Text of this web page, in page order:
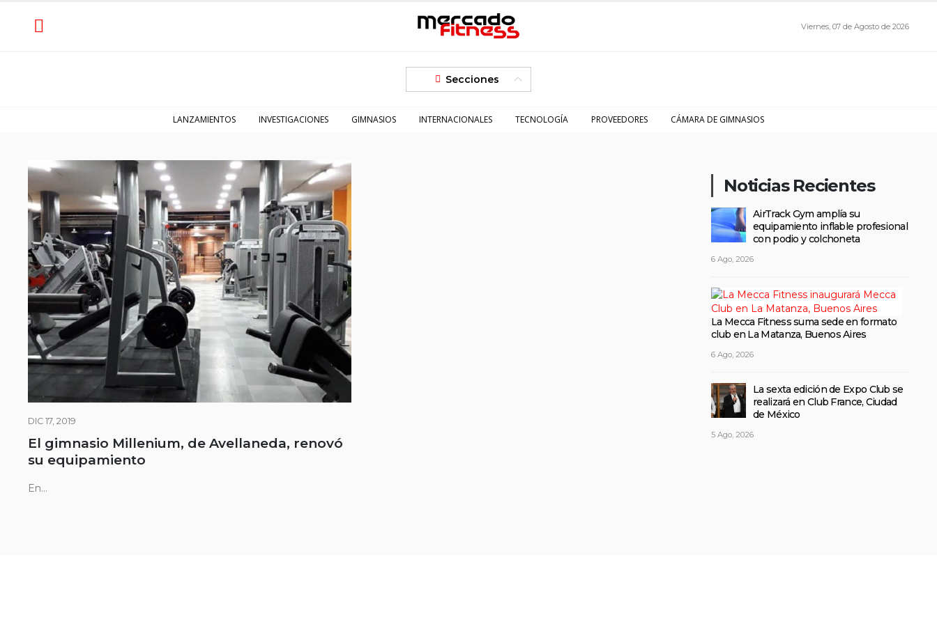
Viernes, 07 de Agosto de 2026
Secciones
LANZAMIENTOS INVESTIGACIONES GIMNASIOS INTERNACIONALES TECNOLOGÍA PROVEEDORES CÁMARA DE GIMNASIOS
DIC 17, 2019
El gimnasio Millenium, de Avellaneda, renovó
su equipamiento
En...
Noticias Recientes
AirTrack Gym amplía su
equipamiento inflable profesional
con podio y colchoneta
6 Ago, 2026
La Mecca Fitness suma sede en formato
club en La Matanza, Buenos Aires
6 Ago, 2026
La sexta edición de Expo Club se
realizará en Club France, Ciudad
de México
5 Ago, 2026